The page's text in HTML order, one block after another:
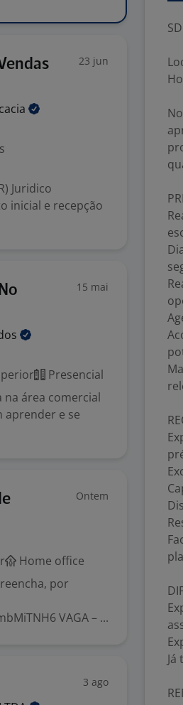
23 jun
Juridico
inicial e recepção
15 mai
Presencial
na área comercial
aprender e se
Ontem
Home office
por
VAGA – ...
3 ago